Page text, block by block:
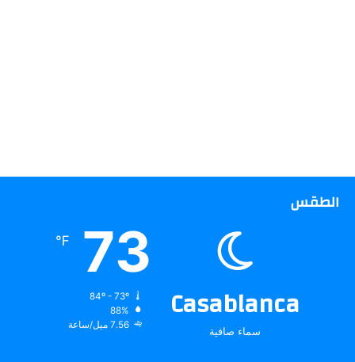
الطقس
Casablanca
سماء صافية
73
℉
88%
7.56 ميل/ساعة